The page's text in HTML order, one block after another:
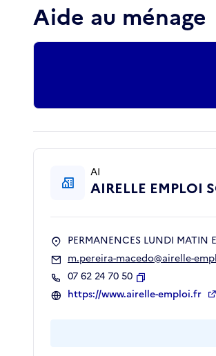
Aide au ménage
AI
AIRELLE EMPLOI
PERMANENCES LUNDI MATIN
m.pereira-macedo@airelle-
07 62 24 70 50
Copier
https://www.airelle-emploi.fr